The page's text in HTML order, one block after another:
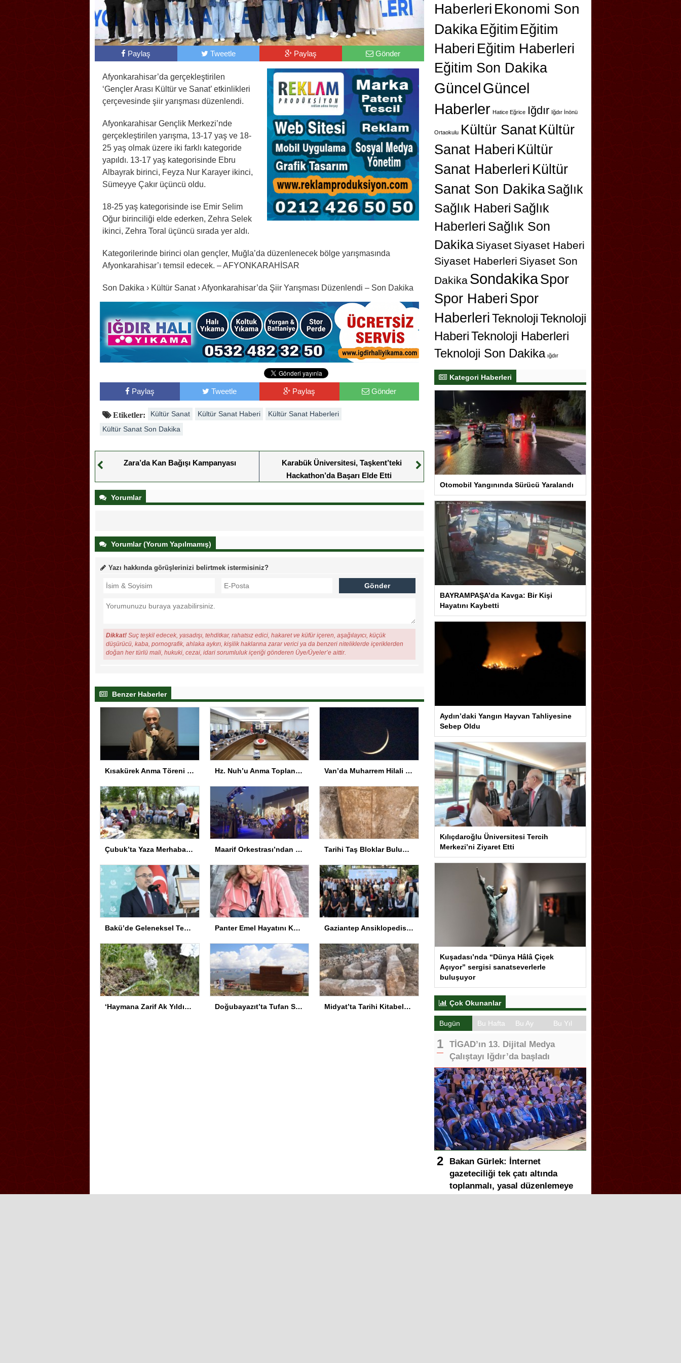
Paylaş Tweetle Paylaş Gönder
Afyonkarahisar’da gerçekleştirilen
‘Gençler Arası Kültür ve Sanat’ etkinlikleri
çerçevesinde şiir yarışması düzenlendi.
Afyonkarahisar Gençlik Merkezi’nde
gerçekleştirilen yarışma, 13-17 yaş ve 18-
25 yaş olmak üzere iki farklı kategoride
yapıldı. 13-17 yaş kategorisinde Ebru
Albayrak birinci, Feyza Nur Karayer ikinci,
Sümeyye Çakır üçüncü oldu.
18-25 yaş kategorisinde ise Emir Selim
Oğur birinciliği elde ederken, Zehra Selek
ikinci, Zehra Toral üçüncü sırada yer aldı.
Kategorilerinde birinci olan gençler, Muğla’da düzenlenecek bölge yarışmasında
Afyonkarahisar’ı temsil edecek. – AFYONKARAHİSAR
Son Dakika › Kültür Sanat › Afyonkarahisar’da Şiir Yarışması Düzenlendi – Son Dakika
Paylaş Tweetle Paylaş Gönder
Etiketler: Kültür Sanat Kültür Sanat Haberi
Kültür Sanat Haberleri
Kültür Sanat Son Dakika
Zara’da Kan Bağışı Kampanyası
Karabük Üniversitesi, Taşkent’teki
Hackathon’da Başarı Elde Etti
Yorumlar
Yorumlar (Yorum Yapılmamış)
Yazı hakkında görüşlerinizi belirtmek istermisiniz?
Dikkat! Suç teşkil edecek, yasadışı, tehditkar, rahatsız edici, hakaret ve küfür içeren, aşağılayıcı, küçük
düşürücü, kaba, pornografik, ahlaka aykırı, kişilik haklarına zarar verici ya da benzeri niteliklerde içeriklerden
doğan her türlü mali, hukuki, cezai, idari sorumluluk içeriği gönderen Üye/Üyeler’e aittir.
Benzer Haberler
Kısakürek Anma Töreni Trabzon’da Yapıldı Hz. Nuh’u Anma Toplantısı Şırnak’ta Van’da Muharrem Hilali ve Gezegenler Gökyüzünde Buluştu
Çubuk’ta Yaza Merhaba Etkinliği Maarif Orkestrası’ndan Keyifli Konser Tarihi Taş Bloklar Bulundu
Bakü’de Geleneksel Tezhip ve Minyatür Sergisi Açıldı Panter Emel Hayatını Kaybetti Gaziantep Ansiklopedisi Tanıtıldı
‘Haymana Zarif Ak Yıldızı’ için Tür Koruma Eylem Planı hayata geçirildi Doğubayazıt’ta Tufan Sempozyumu Midyat’ta Tarihi Kitabeler Bulundu
Haberleri Ekonomi Son
Dakika Eğitim Eğitim
Haberi Eğitim Haberleri
Eğitim Son Dakika
GüncelGüncel
Haberler Hatice Eğrice Iğdır Iğdır İnönü
Ortaokulu Kültür SanatKültür
Sanat Haberi Kültür
Sanat Haberleri Kültür
Sanat Son DakikaSağlık
Sağlık Haberi Sağlık
Haberleri Sağlık Son
Dakika Siyaset Siyaset Haberi
Siyaset Haberleri Siyaset Son
Dakika SondakikaSpor
Spor Haberi Spor
HaberleriTeknolojiTeknoloji
HaberiTeknoloji Haberleri
Teknoloji Son Dakika ığdır
Kategori Haberleri
Otomobil Yangınında Sürücü Yaralandı
BAYRAMPAŞA’da Kavga: Bir Kişi
Hayatını Kaybetti
Aydın’daki Yangın Hayvan Tahliyesine
Sebep Oldu
Kılıçdaroğlu Üniversitesi Tercih
Merkezi’ni Ziyaret Etti
Kuşadası’nda “Dünya Hâlâ Çiçek
Açıyor” sergisi sanatseverlerle
buluşuyor
Çok Okunanlar
Bugün Bu Hafta Bu Ay Bu Yıl
TİGAD’ın 13. Dijital Medya
Çalıştayı Iğdır’da başladı
Bakan Gürlek: İnternet
gazeteciliği tek çatı altında
toplanmalı, yasal düzenlemeye